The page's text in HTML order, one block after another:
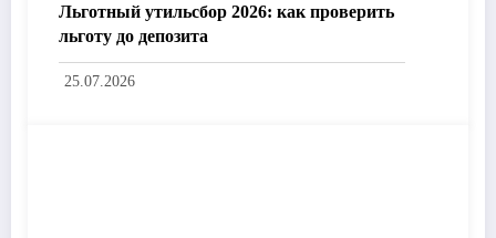
Льготный утильсбор 2026: как проверить
льготу до депозита
25.07.2026